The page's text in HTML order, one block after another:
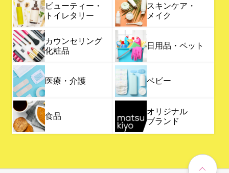
ビューティー・
トイレタリー
スキンケア・
メイク
カウンセリング
化粧品
日用品・ペット
医療・介護 ベビー
食品
オリジナル
ブランド